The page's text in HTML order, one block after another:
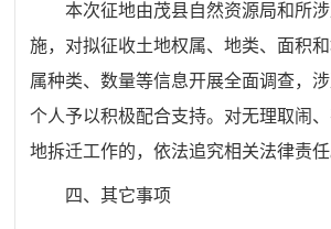
本次征地由茂县自然资源局和所
施，对拟征收土地权属、地类、面积
属种类、数量等信息开展全面调查，
个人予以积极配合支持。对无理取闹
地拆迁工作的，依法追究相关法律责任
四、其它事项